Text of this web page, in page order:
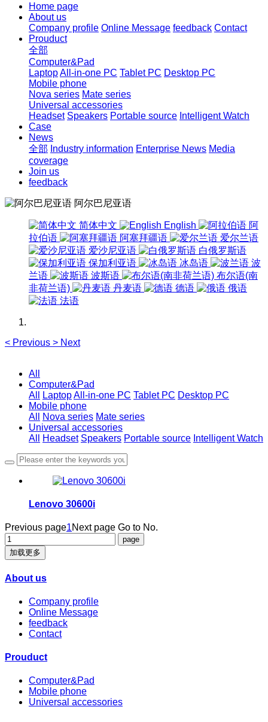
Home page
About us
Company profile Online Message feedback Contact
Prouduct
全部
Computer&Pad
LaptopAll-in-one PC Tablet PC Desktop PC
Mobile phone
Nova series Mate series
Universal accessories
Headset Speakers Portable source Intelligent Watch
Case
News
全部 Industry information Enterprise News Media
coverage
Join us
feedback
阿尔巴尼亚语
简体中文 English
阿
拉伯语
阿塞拜疆语
爱尔兰语
爱沙尼亚语
白俄罗斯语
保加利亚语
冰岛语
波
兰语
波斯语
布尔语(南
非荷兰语)
丹麦语 德语
俄语
法语
< Previous > Next
All
Computer&Pad
All
LaptopAll-in-one PC Tablet PC Desktop PC
Mobile phone
All
Nova series Mate series
Universal accessories
All
Headset Speakers Portable source Intelligent Watch
Lenovo 30600i
Previous page1Next page Go to No.
加载更多
About us
Company profile
Online Message
feedback
Contact
Prouduct
Computer&Pad
Mobile phone
Universal accessories